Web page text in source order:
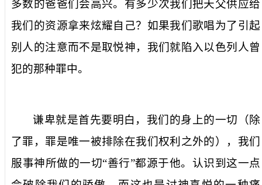
多数的爸爸们会高兴。有多少次我们把天父供应给
我们的资源拿来炫耀自己？如果我们歌唱为了引起
别人的注意而不是取悦神，我们就陷入以色列人曾
犯的那种罪中。
谦卑就是首先要明白，我们的身上的一切（除
了罪，罪是唯一被排除在我们权利之外的），我们
服事神所做的一切“善行”都源于他。认识到这一点